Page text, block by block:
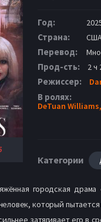
Год:
Страна:
Перевод:
Прод-сть: 2 ч
Режиссер:
В ролях:
DeTuan Williams,
Категории
городская
который
затягивает его в